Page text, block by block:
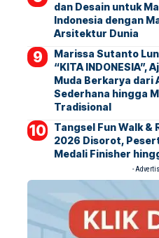
dan Desain untuk
Indonesia dengan
Arsitektur Dunia
Marissa Sutanto
“KITA INDONESIA”,
Muda Berkarya dari
Sederhana hingga
Tradisional
Tangsel Fun Walk &
2026 Disorot,
Medali Finisher
-